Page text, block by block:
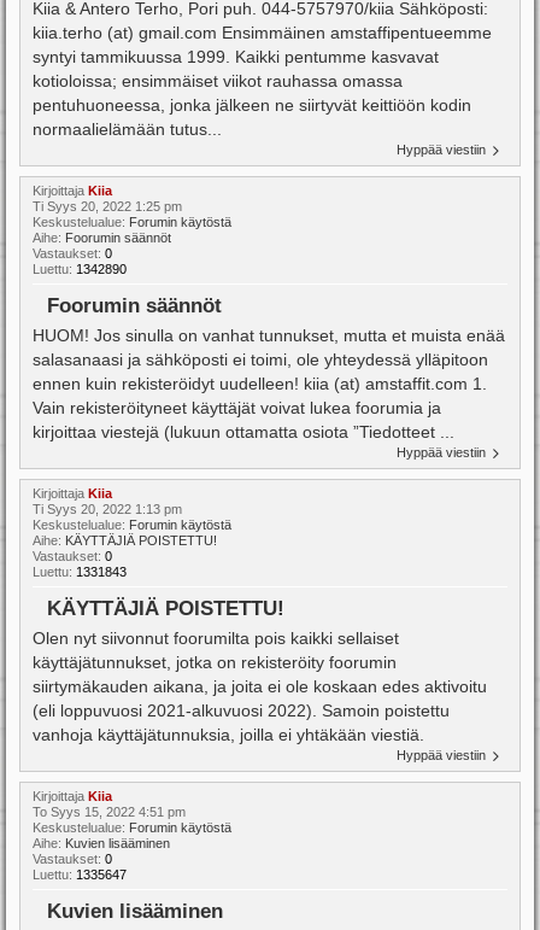
Kiia & Antero Terho, Pori puh. 044-5757970/kiia Sähköposti:
kiia.terho (at) gmail.com Ensimmäinen amstaffipentueemme
syntyi tammikuussa 1999. Kaikki pentumme kasvavat
kotioloissa; ensimmäiset viikot rauhassa omassa
pentuhuoneessa, jonka jälkeen ne siirtyvät keittiöön kodin
normaalielämään tutus...
Hyppää viestiin
Kirjoittaja Kiia
Ti Syys 20, 2022 1:25 pm
Keskustelualue: Forumin käytöstä
Aihe: Foorumin säännöt
Vastaukset: 0
Luettu: 1342890
Foorumin säännöt
HUOM! Jos sinulla on vanhat tunnukset, mutta et muista enää
salasanaasi ja sähköposti ei toimi, ole yhteydessä ylläpitoon
ennen kuin rekisteröidyt uudelleen! kiia (at) amstaffit.com 1.
Vain rekisteröityneet käyttäjät voivat lukea foorumia ja
kirjoittaa viestejä (lukuun ottamatta osiota ”Tiedotteet ...
Hyppää viestiin
Kirjoittaja Kiia
Ti Syys 20, 2022 1:13 pm
Keskustelualue: Forumin käytöstä
Aihe: KÄYTTÄJIÄ POISTETTU!
Vastaukset: 0
Luettu: 1331843
KÄYTTÄJIÄ POISTETTU!
Olen nyt siivonnut foorumilta pois kaikki sellaiset
käyttäjätunnukset, jotka on rekisteröity foorumin
siirtymäkauden aikana, ja joita ei ole koskaan edes aktivoitu
(eli loppuvuosi 2021-alkuvuosi 2022). Samoin poistettu
vanhoja käyttäjätunnuksia, joilla ei yhtäkään viestiä.
Hyppää viestiin
Kirjoittaja Kiia
To Syys 15, 2022 4:51 pm
Keskustelualue: Forumin käytöstä
Aihe: Kuvien lisääminen
Vastaukset: 0
Luettu: 1335647
Kuvien lisääminen